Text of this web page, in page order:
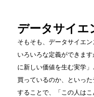
データサイエ
そもそも、データサイエ
いろいろな定義ができま
に新しい価値を生む実学
買っているのか、といっ
することで、「この人は